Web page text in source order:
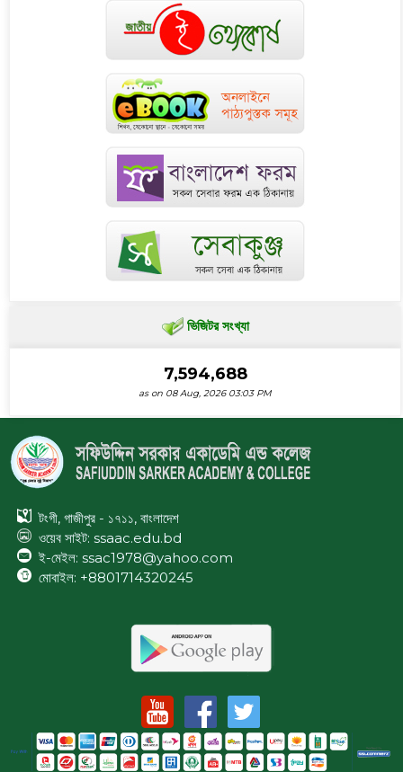
ভিজিটর সংখ্যা
7,594,688
as on 08 Aug, 2026 03:03 PM
টংগী, গাজীপুর - ১৭১১, বাংলাদেশ
ওয়েব সাইট: ssaac.edu.bd
ই-মেইল: ssac1978@yahoo.com
মোবাইল: +8801714320245